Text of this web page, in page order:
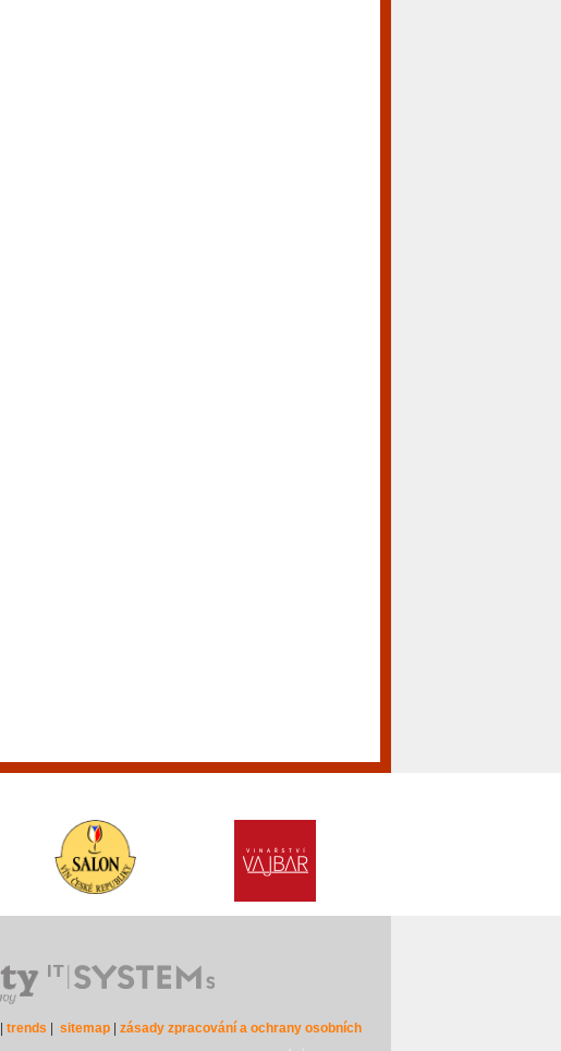
trends sitemap| zásady zpracování a ochrany osobních